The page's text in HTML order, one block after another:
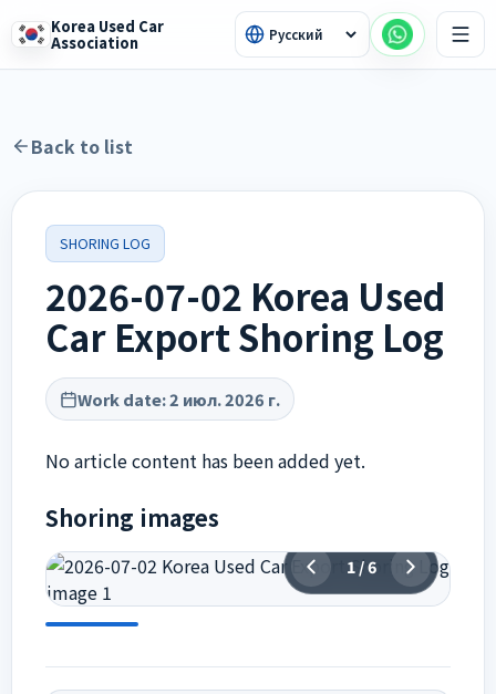
Korea Used Car
Association
Back to list
SHORING LOG
2026-07-02 Korea Used
Car Export Shoring Log
Work date:2 июл. 2026 г.
No article content has been added yet.
Shoring images
1/6